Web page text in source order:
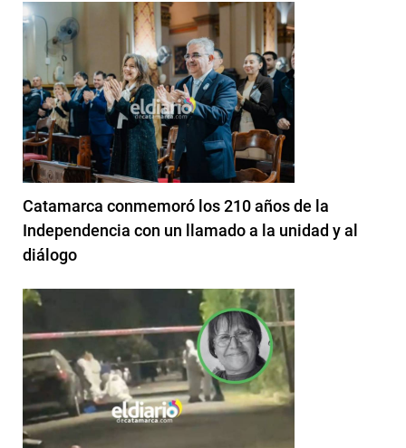
Catamarca conmemoró los 210 años de la
Independencia con un llamado a la unidad y al
diálogo